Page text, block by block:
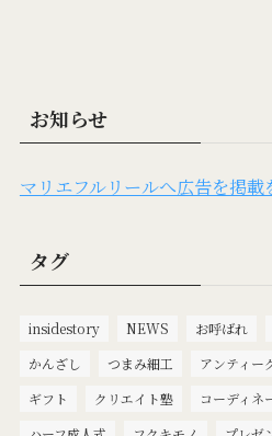
お知らせ
マリエフルリールへ広告を掲載
タグ
insidestory NEWS お呼ばれ
かんざし
つまみ細工 アンティー
ギフト
クリエイト塾 コーディネ